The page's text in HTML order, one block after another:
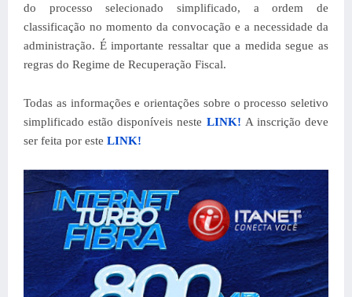
do processo selecionado simplificado, a ordem de
classificação no momento da convocação e a necessidade da
administração. É importante ressaltar que a medida segue as
regras do Regime de Recuperação Fiscal.
Todas as informações e orientações sobre o processo seletivo
simplificado estão disponíveis neste LINK! A inscrição deve
ser feita por este LINK!